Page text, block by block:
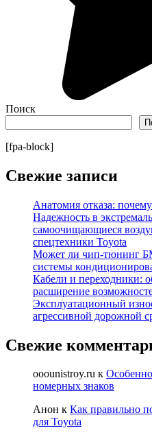
Поиск
[fpa-block]
Свежие записи
Анатомия отказа:
Надежность в
самоочищающиеся
спецтехники Toyota
Может ли чип-тюнинг
системы
Кабели и переходники:
расширение
Эксплуатационный
агрессивной дорожной
Свежие
ooounistroy.ru к
номерных знаков
Анон к Как правильно
для Toyota